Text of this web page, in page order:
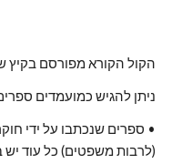
הקול הקורא מפורסם בקיץ
ניתן להגיש כמועמדים
• ספרים שנכתבו על ידי
(לרבות משפטים) כל עוד יש